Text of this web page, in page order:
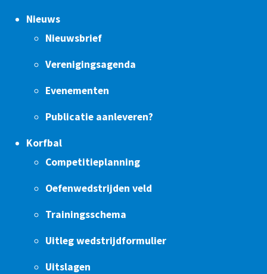
Nieuws
Nieuwsbrief
Verenigingsagenda
Evenementen
Publicatie aanleveren?
Korfbal
Competitieplanning
Oefenwedstrijden veld
Trainingsschema
Uitleg wedstrijdformulier
Uitslagen